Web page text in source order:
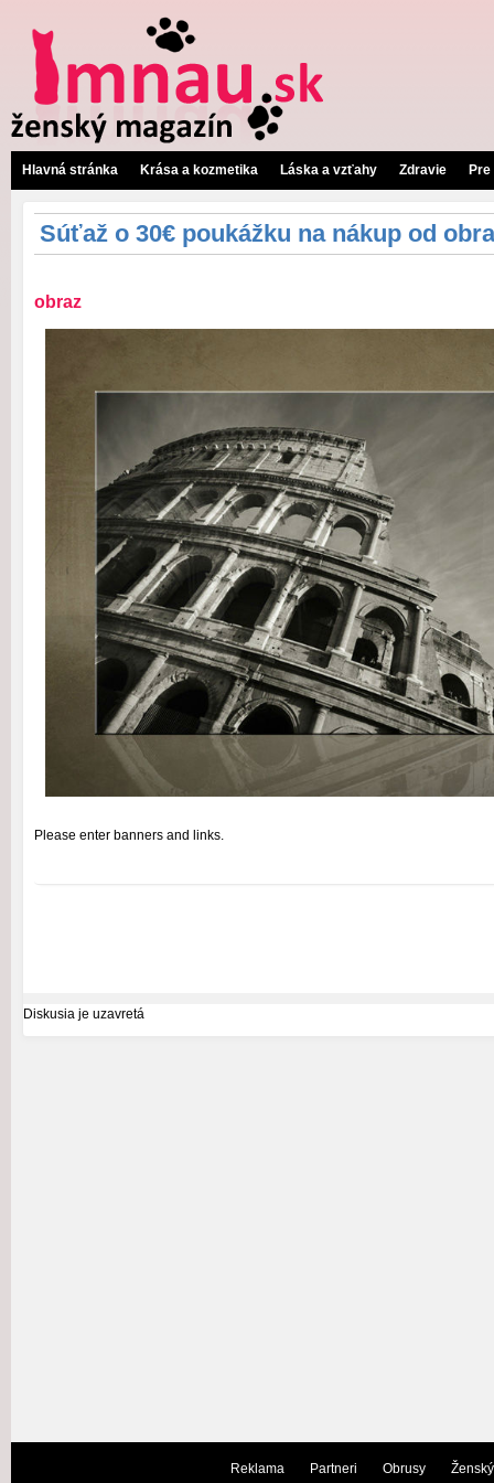
Hlavná stránka Krása a kozmetika Láska a vzťahy Zdravie
Súťaž o 30€ poukážku na nákup od
obraz
Please enter banners and links.
Diskusia je uzavretá
Reklama Partneri Obrusy